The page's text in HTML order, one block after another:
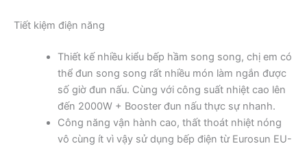
Tiết kiệm điện năng
Thiết kế nhiều kiểu bếp hầm song song, chị em có
thể đun song song rất nhiều món làm ngắn được
số giờ đun nấu. Cùng với công suất nhiệt cao lên
đến 2000W + Booster đun nấu thực sự nhanh.
Công năng vận hành cao, thất thoát nhiệt nóng
vô cùng ít vì vậy sử dụng bếp điện từ Eurosun EU-